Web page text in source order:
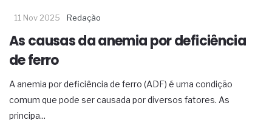
11 Nov 2025 Redação
As causas da anemia por deficiência
de ferro
A anemia por deficiência de ferro (ADF) é uma condição
comum que pode ser causada por diversos fatores. As
principa...